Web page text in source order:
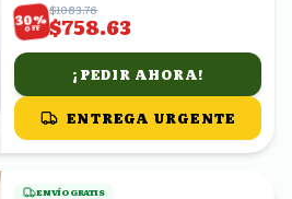
30%
OFF
$1083.76
$758.63
¡PEDIR AHORA!
ENTREGA URGENTE
ENVÍO GRATIS